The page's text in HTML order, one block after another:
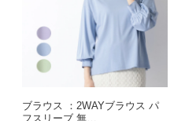
ブラウス ：2WAYブラウス パ
フスリーブ 無…